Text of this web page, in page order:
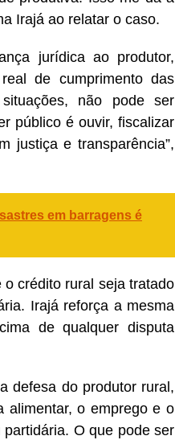
Irajá ao relatar o caso.
jurídica ao produtor,
de cumprimento das
não pode ser
público é ouvir, fiscalizar
justiça e transparência”,
em barragens é
crédito rural seja tratado
Irajá reforça a mesma
de qualquer disputa
defesa do produtor rural,
alimentar, o emprego e o
O que pode ser